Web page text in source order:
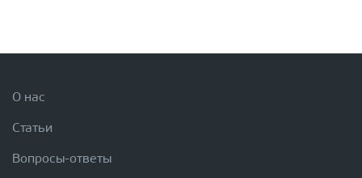
О нас
Статьи
Вопросы-ответы